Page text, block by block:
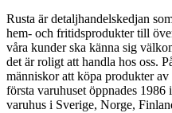
Rusta är detaljhandelskedjan
hem- och fritidsprodukter till
våra kunder ska känna sig
det är roligt att handla hos oss.
människor att köpa produkter
första varuhuset öppnades
varuhus i Sverige, Norge,